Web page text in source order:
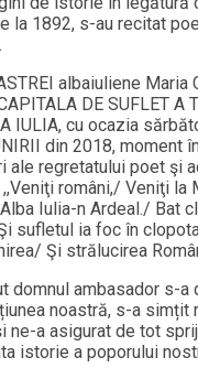
la 1892, s-au recitat
albaiuliene Maria
DE SUFLET A
IULIA, cu ocazia
din 2018, moment
ale regretatului poet şi
români,/ Veniţi la
Iulia-n Ardeal./ Bat
Şi sufletul ia foc în
Şi strălucirea
domnul ambasador s-a
noastră, s-a simțit
ne-a asigurat de tot
istorie a poporului